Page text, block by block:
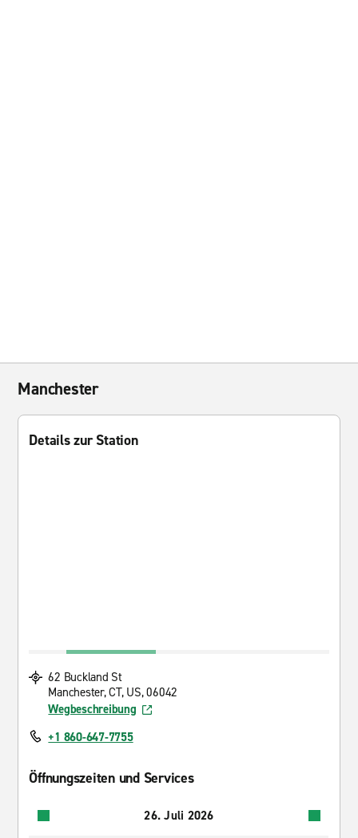
Manchester
Details zur Station
62 Buckland St
Manchester, CT, US, 06042
Wegbeschreibung
+1 860-647-7755
Öffnungszeiten und Services
26. Juli 2026